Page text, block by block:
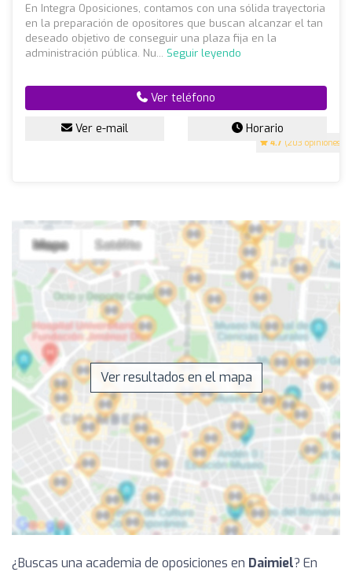
4.7 (203 opiniones)
En Integra Oposiciones, contamos con una sólida trayectoria
en la preparación de opositores que buscan alcanzar el tan
deseado objetivo de conseguir una plaza fija en la
administración pública. Nu... Seguir leyendo
Ver teléfono
Ver e-mail Horario
Ver resultados en el mapa
¿Buscas una academia de oposiciones en Daimiel? En